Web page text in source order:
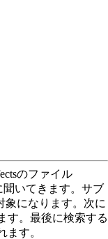
のファイル
聞いてきます。サブ
象になります。次に
す。最後に検索する
ます。